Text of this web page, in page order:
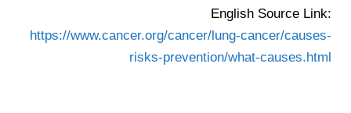
English Source Link:
https://www.cancer.org/cancer/lung-cancer/causes-
risks-prevention/what-causes.html